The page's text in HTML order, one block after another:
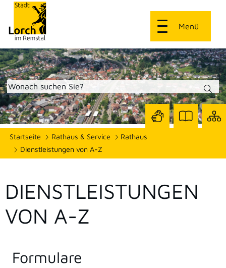
Menü
Startseite Rathaus & Service
Rathaus
Dienstleistungen von A-Z
Seite
DIENSTLEISTUNGEN
VON A-Z
Formulare